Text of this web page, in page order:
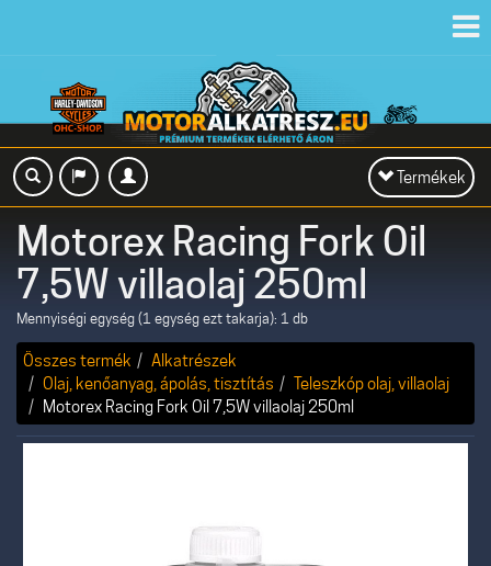
Toggle
navigation
Termékek
Motorex Racing Fork Oil
7,5W villaolaj 250ml
Mennyiségi egység (1 egység ezt takarja): 1 db
Összes termék
Alkatrészek
Olaj, kenőanyag, ápolás, tisztítás
Teleszkóp olaj, villaolaj
Motorex Racing Fork Oil 7,5W villaolaj 250ml